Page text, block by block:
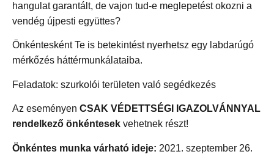
hangulat garantált, de vajon tud-e meglepetést okozni a
vendég újpesti együttes?
Önkéntesként Te is betekintést nyerhetsz egy labdarúgó
mérkőzés háttérmunkálataiba.
Feladatok: szurkolói területen való segédkezés
Az eseményen CSAK VÉDETTSÉGI IGAZOLVÁNNYAL
rendelkező önkéntesek vehetnek részt!
Önkéntes munka várható ideje: 2021. szeptember 26.